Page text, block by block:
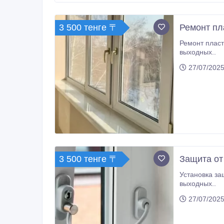
3 500 тенге 〒 Ремонт
Ремонт
выходных..
27/07/
3 500 тенге 〒 Защита от
Установка защиты от детей -тросик
выходных..
27/07/